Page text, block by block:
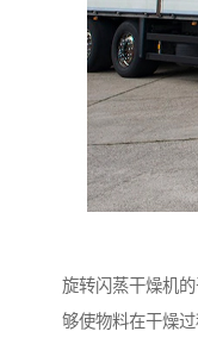
旋转闪蒸干燥机
够使物料在干燥